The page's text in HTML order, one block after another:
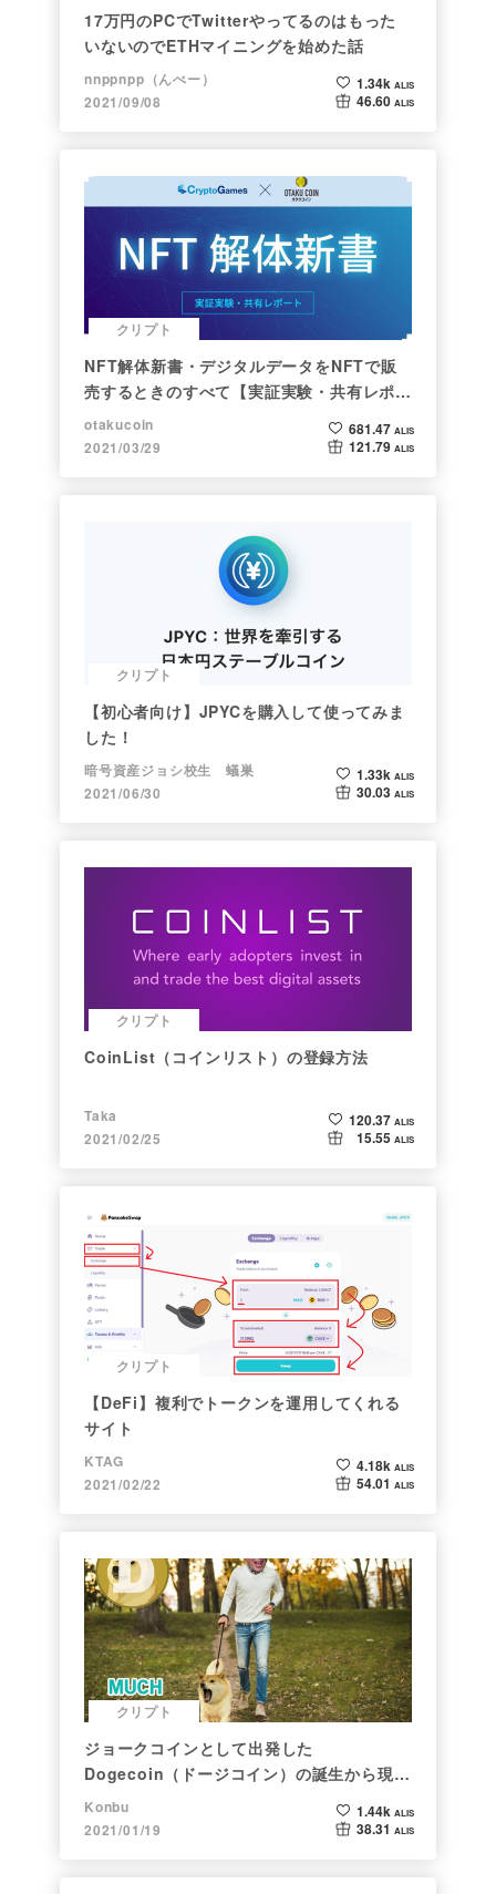
17万円のPCでTwitterやってるのはもった
いないのでETHマイニングを始めた話
nnppnpp（んぺー）
2021/09/08
1.34k ALIS
46.60 ALIS
クリプト
NFT解体新書・デジタルデータをNFTで販
売するときのすべて【実証実験・共有レポー
ト】
otakucoin
2021/03/29
681.47 ALIS
121.79 ALIS
クリプト
【初心者向け】JPYCを購入して使ってみま
した！
暗号資産ジョシ校生 蟻巣
2021/06/30
1.33k ALIS
30.03 ALIS
クリプト
CoinList（コインリスト）の登録方法
Taka
2021/02/25
120.37 ALIS
15.55 ALIS
クリプト
【DeFi】複利でトークンを運用してくれる
サイト
KTAG
2021/02/22
4.18k ALIS
54.01 ALIS
クリプト
ジョークコインとして出発した
Dogecoin（ドージコイン）の誕生から現在
まで。注目される非証券性🐶
Konbu
2021/01/19
1.44k ALIS
38.31 ALIS